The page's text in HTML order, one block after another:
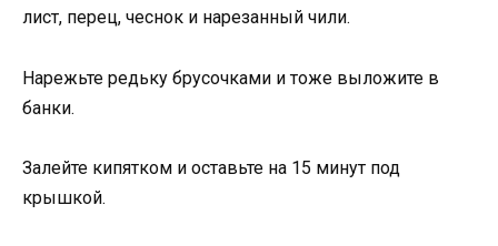
лист, перец, чеснок и нарезанный чили.
Нарежьте редьку брусочками и тоже выложите в
банки.
Залейте кипятком и оставьте на 15 минут под
крышкой.